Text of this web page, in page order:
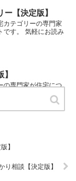
【決定版】
カテゴリーの専門家
です。 気軽にお読み
の専門家が住宅につ
にお読みください。
】
り相談【決定版】